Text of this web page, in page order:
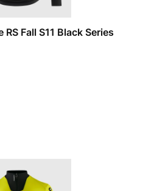
Fall S11 Black Series